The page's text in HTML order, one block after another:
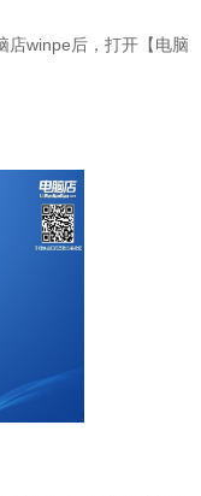
店winpe后，打开【电脑